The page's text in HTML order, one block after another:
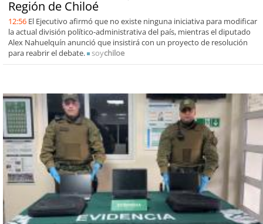
Región de Chiloé
12:56 El Ejecutivo afirmó que no existe ninguna iniciativa para modificar
la actual división político-administrativa del país, mientras el diputado
Alex Nahuelquín anunció que insistirá con un proyecto de resolución
para reabrir el debate.
soychiloe